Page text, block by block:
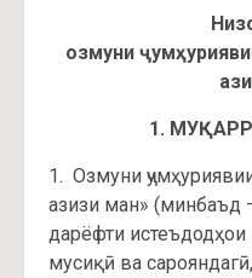
озмуни
1.
1. Озмуни
азизи ман» (минбаъд
дарёфти истеъдодҳои
мусиқӣ ва